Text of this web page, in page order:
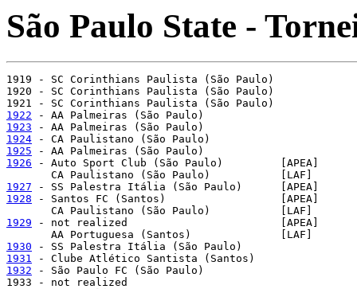
São Paulo State -
1919 - SC Corinthians Paulista (São Paulo)
1920 - SC Corinthians Paulista (São Paulo)
1922
1923
1924
1925
1926 - Auto Sport Club (São Paulo)         [APEA]
1927
1928 - Santos FC (Santos)                  [APEA]
1929 - not realized                        [APEA]
1930
1931
1932 - São Paulo FC (São Paulo)
1933 - not realized